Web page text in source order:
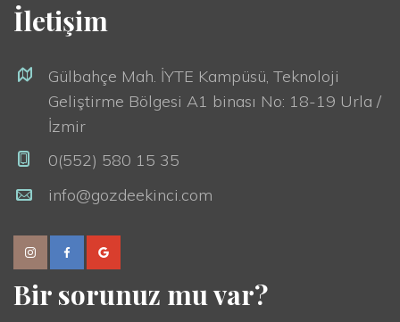
İletişim
Gülbahçe Mah. İYTE Kampüsü, Teknoloji
Geliştirme Bölgesi A1 binası No: 18-19 Urla /
İzmir
0(552) 580 15 35
info@gozdeekinci.com
Bir sorunuz mu var?